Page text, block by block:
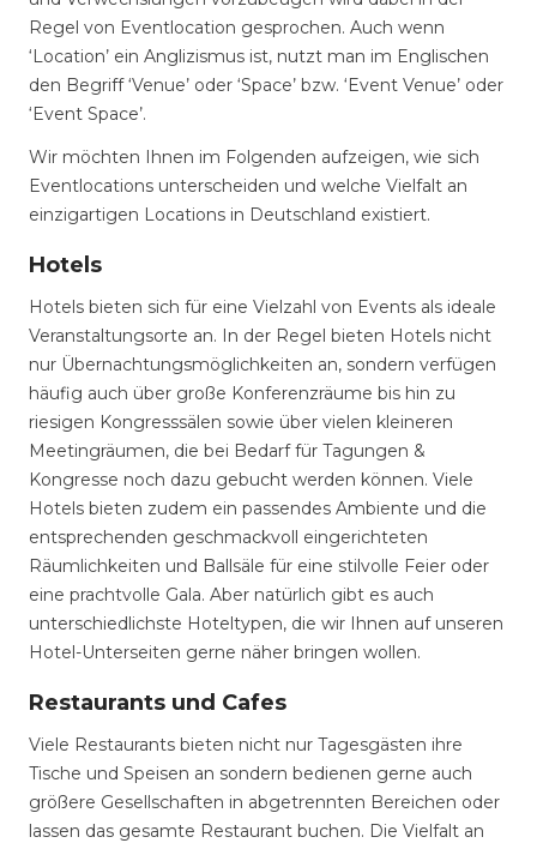
Regel von Eventlocation gesprochen. Auch wenn
‘Location’ ein Anglizismus ist, nutzt man im Englischen
den Begriff ‘Venue’ oder ‘Space’ bzw. ‘Event Venue’ oder
‘Event Space’.
Wir möchten Ihnen im Folgenden aufzeigen, wie sich
Eventlocations unterscheiden und welche Vielfalt an
einzigartigen Locations in Deutschland existiert.
Hotels
Hotels bieten sich für eine Vielzahl von Events als ideale
Veranstaltungsorte an. In der Regel bieten Hotels nicht
nur Übernachtungsmöglichkeiten an, sondern verfügen
häufig auch über große Konferenzräume bis hin zu
riesigen Kongresssälen sowie über vielen kleineren
Meetingräumen, die bei Bedarf für Tagungen &
Kongresse noch dazu gebucht werden können. Viele
Hotels bieten zudem ein passendes Ambiente und die
entsprechenden geschmackvoll eingerichteten
Räumlichkeiten und Ballsäle für eine stilvolle Feier oder
eine prachtvolle Gala. Aber natürlich gibt es auch
unterschiedlichste Hoteltypen, die wir Ihnen auf unseren
Hotel-Unterseiten gerne näher bringen wollen.
Restaurants und Cafes
Viele Restaurants bieten nicht nur Tagesgästen ihre
Tische und Speisen an sondern bedienen gerne auch
größere Gesellschaften in abgetrennten Bereichen oder
lassen das gesamte Restaurant buchen. Die Vielfalt an